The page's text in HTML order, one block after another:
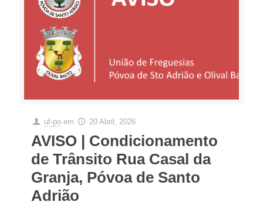
uf-po em 20 Abril, 2026
AVISO | Condicionamento
de Trânsito Rua Casal da
Granja, Póvoa de Santo
Adrião